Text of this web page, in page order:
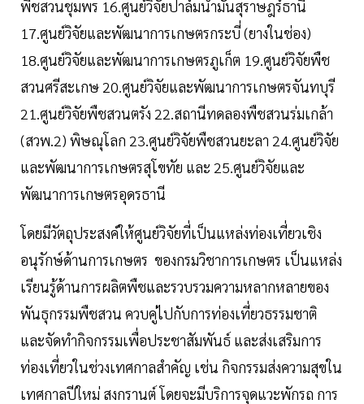
พืชสวนชุมพร 16.ศูนย์วิจัยปาล์มนํ้ามันสุราษฎร์ธานี
17.ศูนย์วิจัยและพัฒนาการเกษตรกระบี่ (ยางในช่อง)
18.ศูนย์วิจัยและพัฒนาการเกษตรภูเก็ต 19.ศูนย์วิจัยพืช
สวนศรีสะเกษ 20.ศูนย์วิจัยและพัฒนาการเกษตรจันทบุรี
21.ศูนย์วิจัยพืชสวนตรัง 22.สถานีทดลองพืชสวนร่มเกล้า
(สวพ.2) พิษณุโลก 23.ศูนย์วิจัยพืชสวนยะลา 24.ศูนย์วิจัย
และพัฒนาการเกษตรสุโขทัย และ 25.ศูนย์วิจัยและ
พัฒนาการเกษตรอุดรธานี
โดยมีวัตถุประสงค์ให้ศูนย์วิจัยที่เป็นแหล่งท่องเที่ยวเชิง
อนุรักษ์ด้านการเกษตร ของกรมวิชาการเกษตร เป็นแหล่ง
เรียนรู้ด้านการผลิตพืชและรวบรวมความหลากหลายของ
พันธุกรรมพืชสวน ควบคู่ไปกับการท่องเที่ยวธรรมชาติ
และจัดทำกิจกรรมเพื่อประชาสัมพันธ์ และส่งเสริมการ
ท่องเที่ยวในช่วงเทศกาลสำคัญ เช่น กิจกรรมส่งความสุขใน
เทศกาลปีใหม่ สงกรานต์ โดยจะมีบริการจุดแวะพักรถ การ